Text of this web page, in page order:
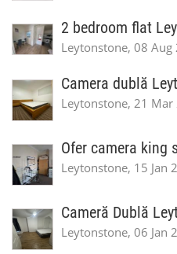
2 bedroom flat
Leytonstone, 08
Camera dublă
Leytonstone, 21
Ofer camera king
Leytonstone, 15 Jan
Cameră Dublă
Leytonstone, 06 Jan